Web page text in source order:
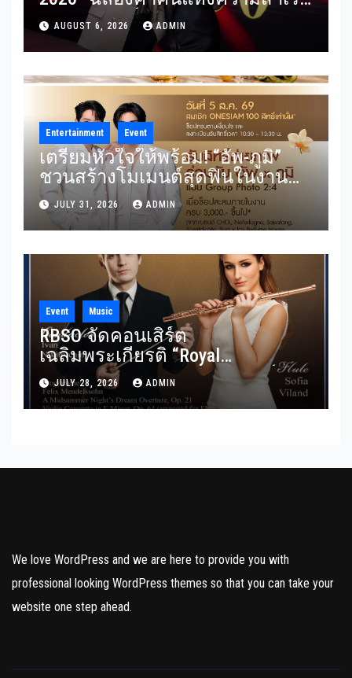
รวมผู้นำองค์กร นักธุรกิจ ศิลปิน
นักแสดง และอินฟลูเอนเซอร์ชื่อดัง
ร่วมงานคับคั่ง
AUGUST 6, 2026 ADMIN
Entertainment Event
เตรียมหัวใจให้พร้อม! “อัพ-ภูมิ”
ชวนสร้างโมเมนต์สุดฟินในงาน
“THE SCENT OF SIAM” ลุ้น Group
Shot แบบใกล้ชิด 5 สิงหาคมนี้
JULY 31, 2026 ADMIN
Event Music
RBSO จัดคอนเสิร์ต
เฉลิมพระเกียรติ “Royal
Benevolence” รวมบทประพันธ์
อมตะจาก Mendelssohn และ
Rimsky-Korsakov 31 กรกฎาคมนี้
JULY 28, 2026 ADMIN
We love WordPress and we are here to provide you with
professional looking WordPress themes so that you can take your
website one step ahead.